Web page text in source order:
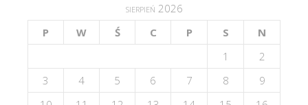
sierpień 2026
P
W Ś C P S N
1
2
3
4 5 6 7 8
9